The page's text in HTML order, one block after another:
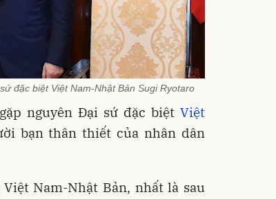
đặc biệt Việt Nam-Nhật Bản Sugi Ryotaro
nguyên Đại sứ đặc biệt Việt
bạn thân thiết của nhân dân
Nam-Nhật Bản, nhất là sau